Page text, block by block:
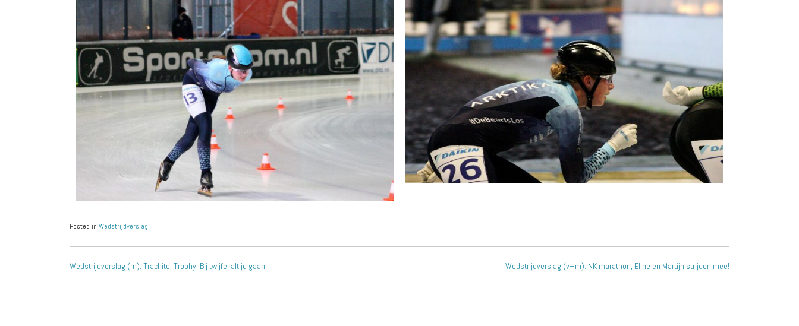
Posted in Wedstrijdverslag
Wedstrijdverslag (m): Trachitol Trophy. Bij twijfel altijd gaan! Wedstrijdverslag (v+m): NK marathon, Eline en Martijn strijden mee!